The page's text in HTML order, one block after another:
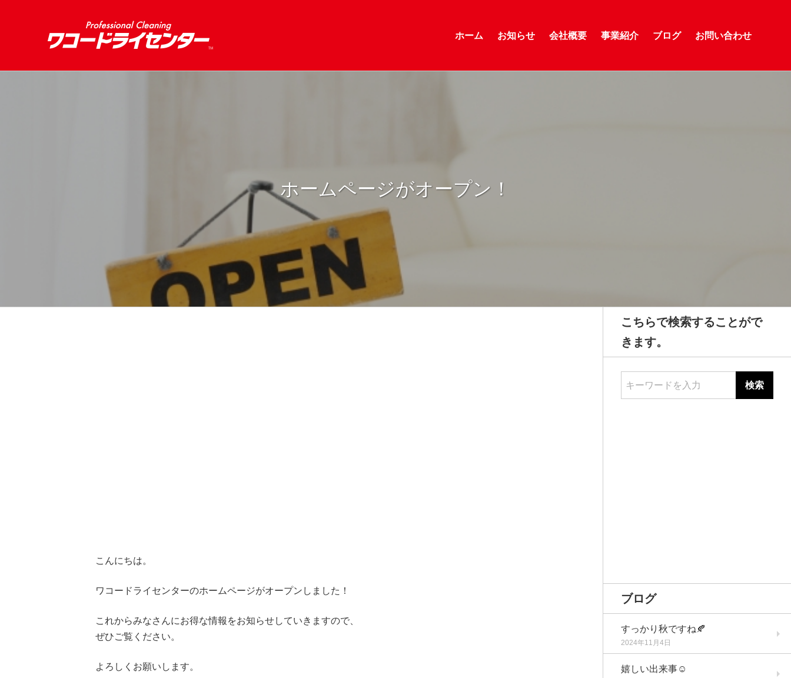
ホーム お知らせ 会社概要 事業紹介 ブログ お問い合わせ
ホームページがオープン！
こんにちは。
ワコードライセンターのホームページがオープンしました！
これからみなさんにお得な情報をお知らせしていきますので、
ぜひご覧ください。
よろしくお願いします。
こちらで検索することがで
きます。
キーワードを入力
ブログ
すっかり秋ですね🍂
2024年11月4日
嬉しい出来事☺️